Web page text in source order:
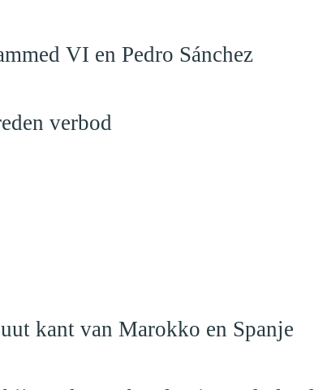
VI en Pedro Sánchez
verbod
kant van Marokko en Spanje